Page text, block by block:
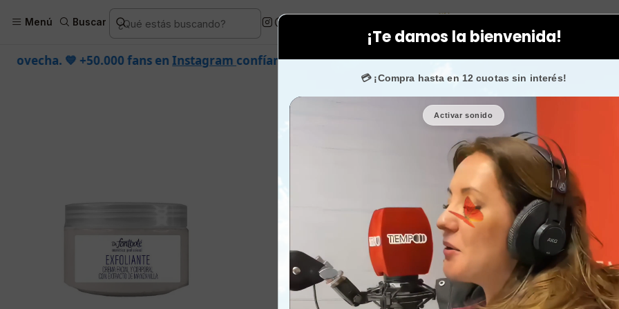
¡Te damos la bienvenida!
💳 ¡Compra hasta en 12 cuotas sin interés!
Activar sonido
Menú Buscar
Marcas Dermik Facial Limpiadoras - Geles - Peeling Exfoliante facial y
fans enInstagramconfían en nosotros. •¡SOLO POR HOY!🚚 Envío gratis + 🎁 cupones de regalo en todas
Exfoliante
🎉 Bienvenid@ 🔥 ¡Hasta $2.500de regalo en
Cantidad